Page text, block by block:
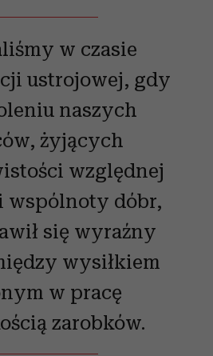
w czasie
ustrojowej, gdy
naszych
żyjących
względnej
wspólnoty dóbr,
się wyraźny
wysiłkiem
w pracę
zarobków.